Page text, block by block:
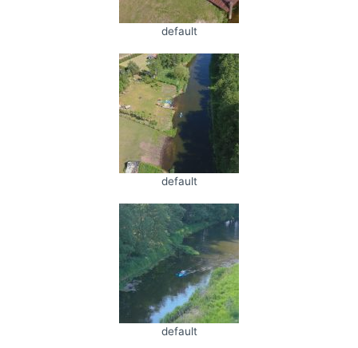
default
default
default